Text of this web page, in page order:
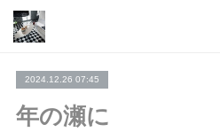
2024.12.26 07:45
年の瀬に